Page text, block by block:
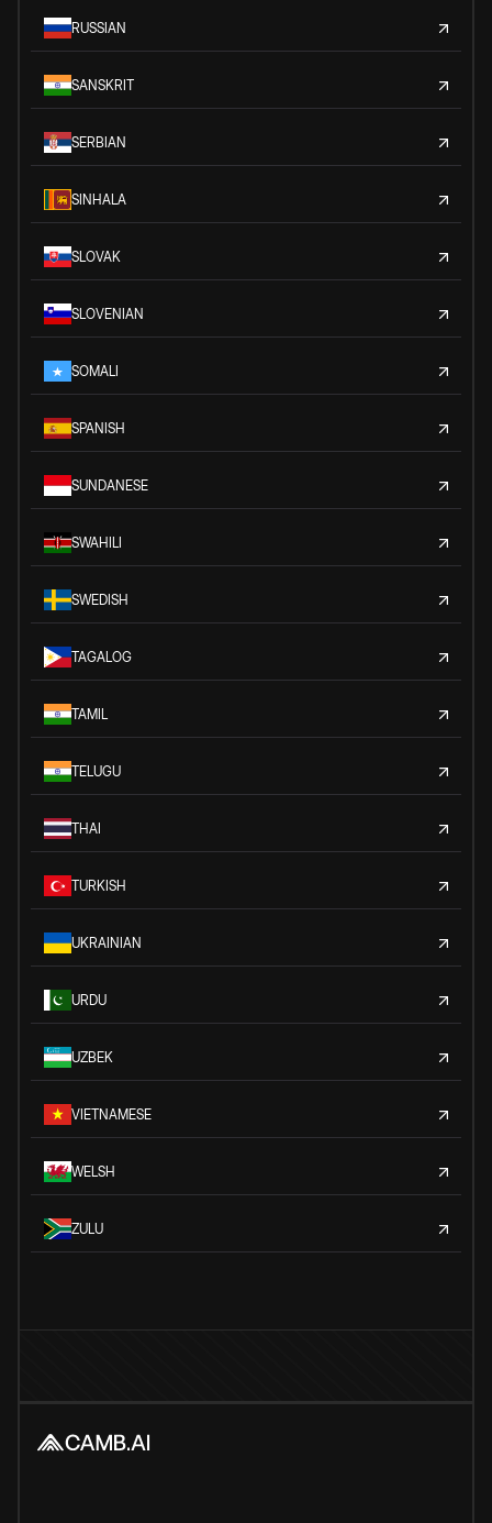
RUSSIAN
SANSKRIT
SERBIAN
SINHALA
SLOVAK
SLOVENIAN
SOMALI
SPANISH
SUNDANESE
SWAHILI
SWEDISH
TAGALOG
TAMIL
TELUGU
THAI
TURKISH
UKRAINIAN
URDU
UZBEK
VIETNAMESE
WELSH
ZULU